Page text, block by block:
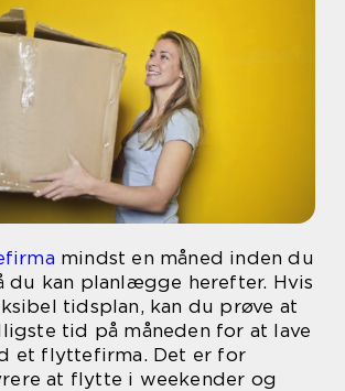
mindst en måned inden du
du kan planlægge herefter. Hvis
tidsplan, kan du prøve at
tid på måneden for at lave
et flyttefirma. Det er for
at flytte i weekender og